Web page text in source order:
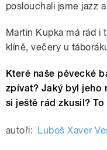
poslouchali jsme jazz
Martin Kupka má rád i
klíně, večery u
Které naše pěvecké
zpívat? Jaký byl jeho
si ještě rád zkusil? To
autoři: Luboš Xaver